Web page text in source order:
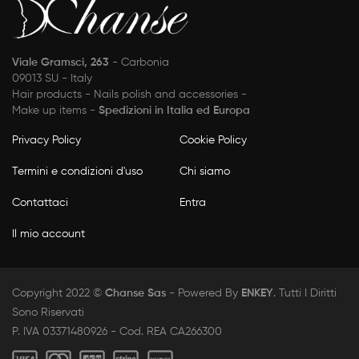
Viale Gramsci, 263 - Carbonia
09013 SU - Italy
Hair products - Nails polish and accessories -
Make up items - Spedizioni in Italia ed Europa
Privacy Policy Cookie Policy
Termini e condizioni d'uso Chi siamo
Contattaci Entra
Il mio account
Copyright 2022 © Chanse Sas - Powered By ENKEY. Tutti I Diritti
Sono Riservati
P. IVA 03371480926 - Cod. REA CA266300